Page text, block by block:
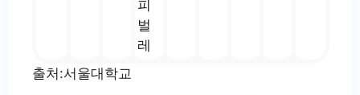
피
벌
레
출처:서울대학교